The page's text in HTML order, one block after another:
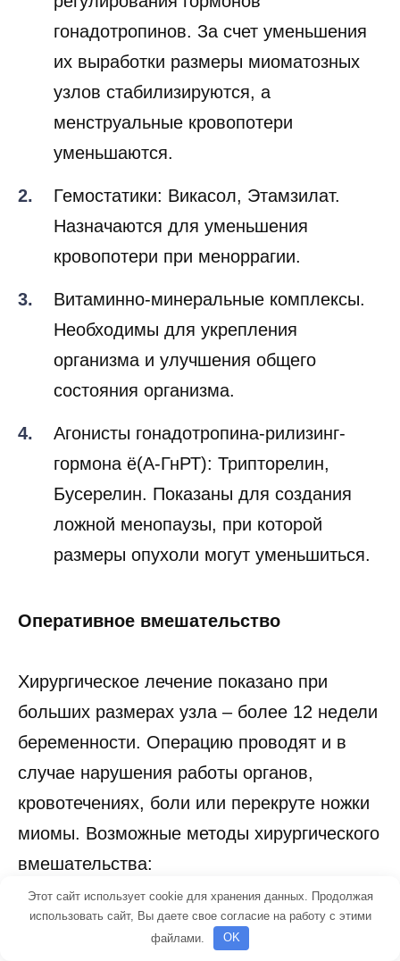
гонадотропинов. За счет уменьшения
их выработки размеры миоматозных
узлов стабилизируются, а
менструальные кровопотери
уменьшаются.
Гемостатики: Викасол, Этамзилат.
Назначаются для уменьшения
кровопотери при меноррагии.
Витаминно-минеральные комплексы.
Необходимы для укрепления
организма и улучшения общего
состояния организма.
Агонисты гонадотропина-рилизинг-
гормона ё(А-ГнРТ): Трипторелин,
Бусерелин. Показаны для создания
ложной менопаузы, при которой
размеры опухоли могут уменьшиться.
Оперативное вмешательство
Хирургическое лечение показано при
больших размерах узла – более 12 недели
беременности. Операцию проводят и в
случае нарушения работы органов,
кровотечениях, боли или перекруте ножки
миомы. Возможные методы хирургического
вмешательства:
Гистерорезектоскопия. Это щадящий
Этот сайт использует cookie для хранения данных. Продолжая
использовать сайт, Вы даете свое согласие на работу с этими
файлами.
OK